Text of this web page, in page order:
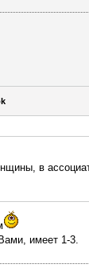
в
имеет 1-3.